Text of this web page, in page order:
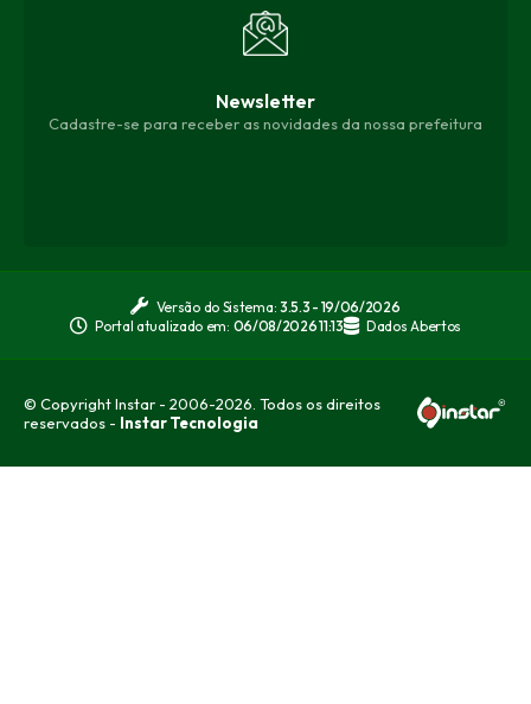
Newsletter
Cadastre-se para receber as novidades da nossa prefeitura
Versão do Sistema: 3.5.3 - 19/06/2026
Portal atualizado em: 06/08/2026 11:13 Dados Abertos
© Copyright Instar - 2006-2026. Todos os direitos
reservados - Instar Tecnologia